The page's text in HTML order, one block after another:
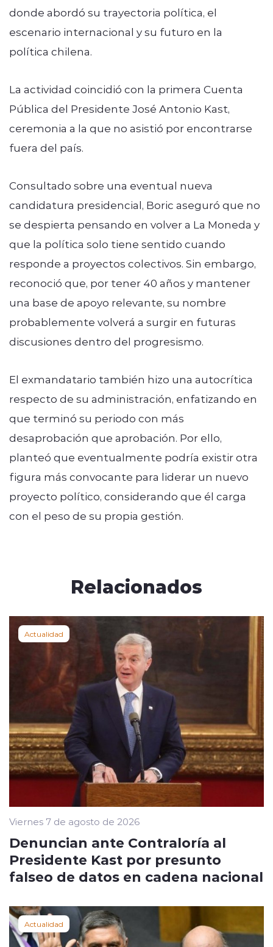
donde abordó su trayectoria política, el
escenario internacional y su futuro en la
política chilena.
La actividad coincidió con la primera Cuenta
Pública del Presidente José Antonio Kast,
ceremonia a la que no asistió por encontrarse
fuera del país.
Consultado sobre una eventual nueva
candidatura presidencial, Boric aseguró que no
se despierta pensando en volver a La Moneda y
que la política solo tiene sentido cuando
responde a proyectos colectivos. Sin embargo,
reconoció que, por tener 40 años y mantener
una base de apoyo relevante, su nombre
probablemente volverá a surgir en futuras
discusiones dentro del progresismo.
El exmandatario también hizo una autocrítica
respecto de su administración, enfatizando en
que terminó su periodo con más
desaprobación que aprobación. Por ello,
planteó que eventualmente podría existir otra
figura más convocante para liderar un nuevo
proyecto político, considerando que él carga
con el peso de su propia gestión.
Relacionados
Actualidad
Viernes 7 de agosto de 2026
Denuncian ante Contraloría al
Presidente Kast por presunto
falseo de datos en cadena nacional
Actualidad